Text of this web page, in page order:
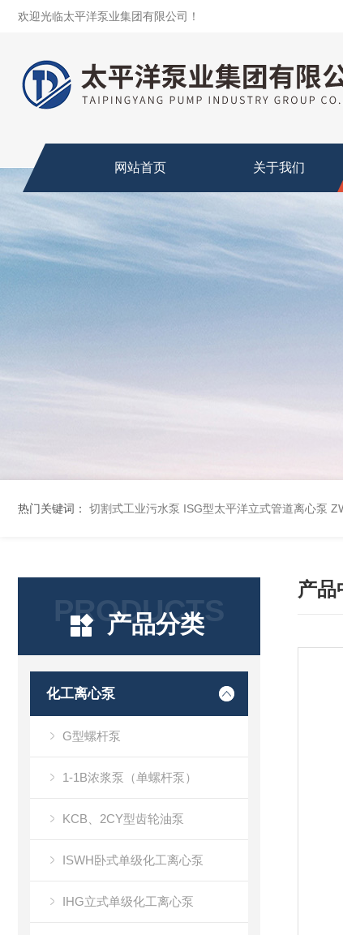
欢迎光临太平洋泵业集团有限公司！
网站首页 关于我们
热门关键词： 切割式工业污水泵 ISG型太平洋立式管道离心泵
PRODUCTS
产品分类
化工离心泵
G型螺杆泵
1-1B浓浆泵（单螺杆泵）
KCB、2CY型齿轮油泵
ISWH卧式单级化工离心泵
IHG立式单级化工离心泵
产品